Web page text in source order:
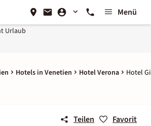
Menü
Urlaub
Hotels in Venetien Hotel Verona Hotel
Teilen Favorit